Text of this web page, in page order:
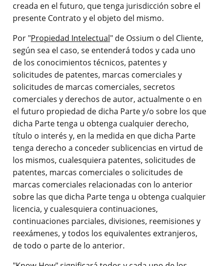
creada en el futuro, que tenga jurisdicción sobre el
presente Contrato y el objeto del mismo.
Por "Propiedad Intelectual" de Ossium o del Cliente,
según sea el caso, se entenderá todos y cada uno
de los conocimientos técnicos, patentes y
solicitudes de patentes, marcas comerciales y
solicitudes de marcas comerciales, secretos
comerciales y derechos de autor, actualmente o en
el futuro propiedad de dicha Parte y/o sobre los que
dicha Parte tenga u obtenga cualquier derecho,
título o interés y, en la medida en que dicha Parte
tenga derecho a conceder sublicencias en virtud de
los mismos, cualesquiera patentes, solicitudes de
patentes, marcas comerciales o solicitudes de
marcas comerciales relacionadas con lo anterior
sobre las que dicha Parte tenga u obtenga cualquier
licencia, y cualesquiera continuaciones,
continuaciones parciales, divisiones, reemisiones y
reexámenes, y todos los equivalentes extranjeros,
de todo o parte de lo anterior.